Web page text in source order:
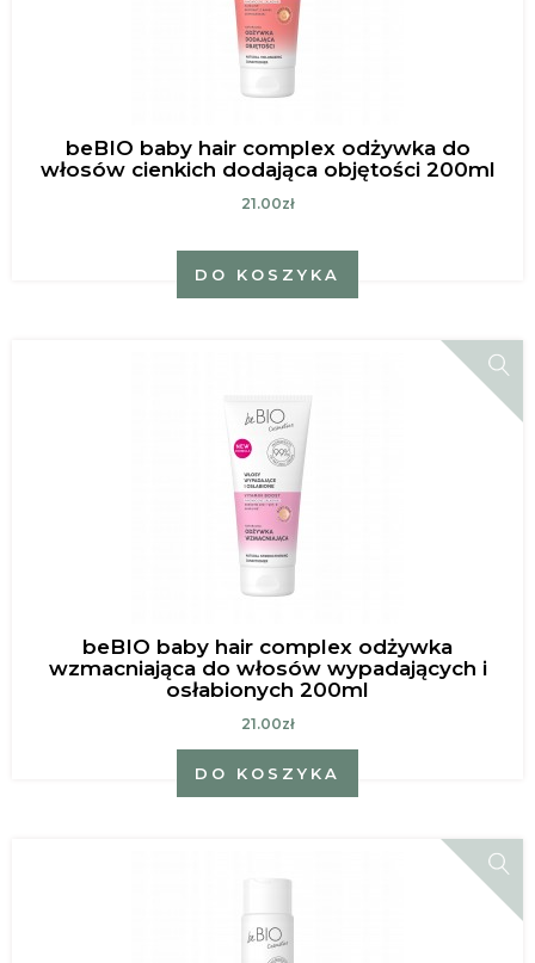
beBIO baby hair complex odżywka do
włosów cienkich dodająca objętości 200ml
21.00zł
DO KOSZYKA
beBIO baby hair complex odżywka
wzmacniająca do włosów wypadających i
osłabionych 200ml
21.00zł
DO KOSZYKA